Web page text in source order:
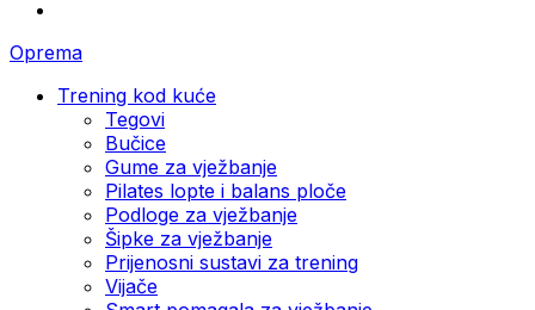
Oprema
Trening kod kuće
Tegovi
Bučice
Gume za vježbanje
Pilates lopte i balans ploče
Podloge za vježbanje
Šipke za vježbanje
Prijenosni sustavi za trening
Vijače